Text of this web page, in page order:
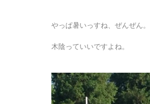
やっぱ暑いっすね、ぜんぜん。
木陰っていいですよね。